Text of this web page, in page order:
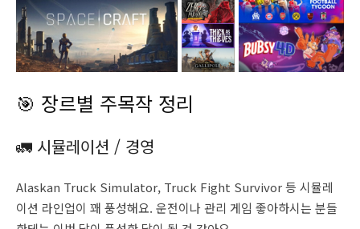
🎯 장르별 주목작 정리
🚛 시뮬레이션 / 경영
Alaskan Truck Simulator, Truck Fight Survivor 등 시뮬레
이션 라인업이 꽤 풍성해요. 운전이나 관리 게임 좋아하시는 분들